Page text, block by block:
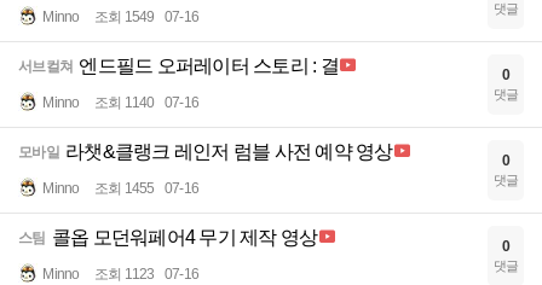
Minno 조회 1549 07-16 댓글
서브컬쳐 엔드필드 오퍼레이터 스토리 : 결
Minno 조회 1140 07-16
0
댓글
모바일 라챗&클랭크 레인저 럼블 사전 예약 영상
Minno 조회 1455 07-16
0
댓글
스팀 콜옵 모던워페어4 무기 제작 영상
Minno 조회 1123 07-16
0
댓글